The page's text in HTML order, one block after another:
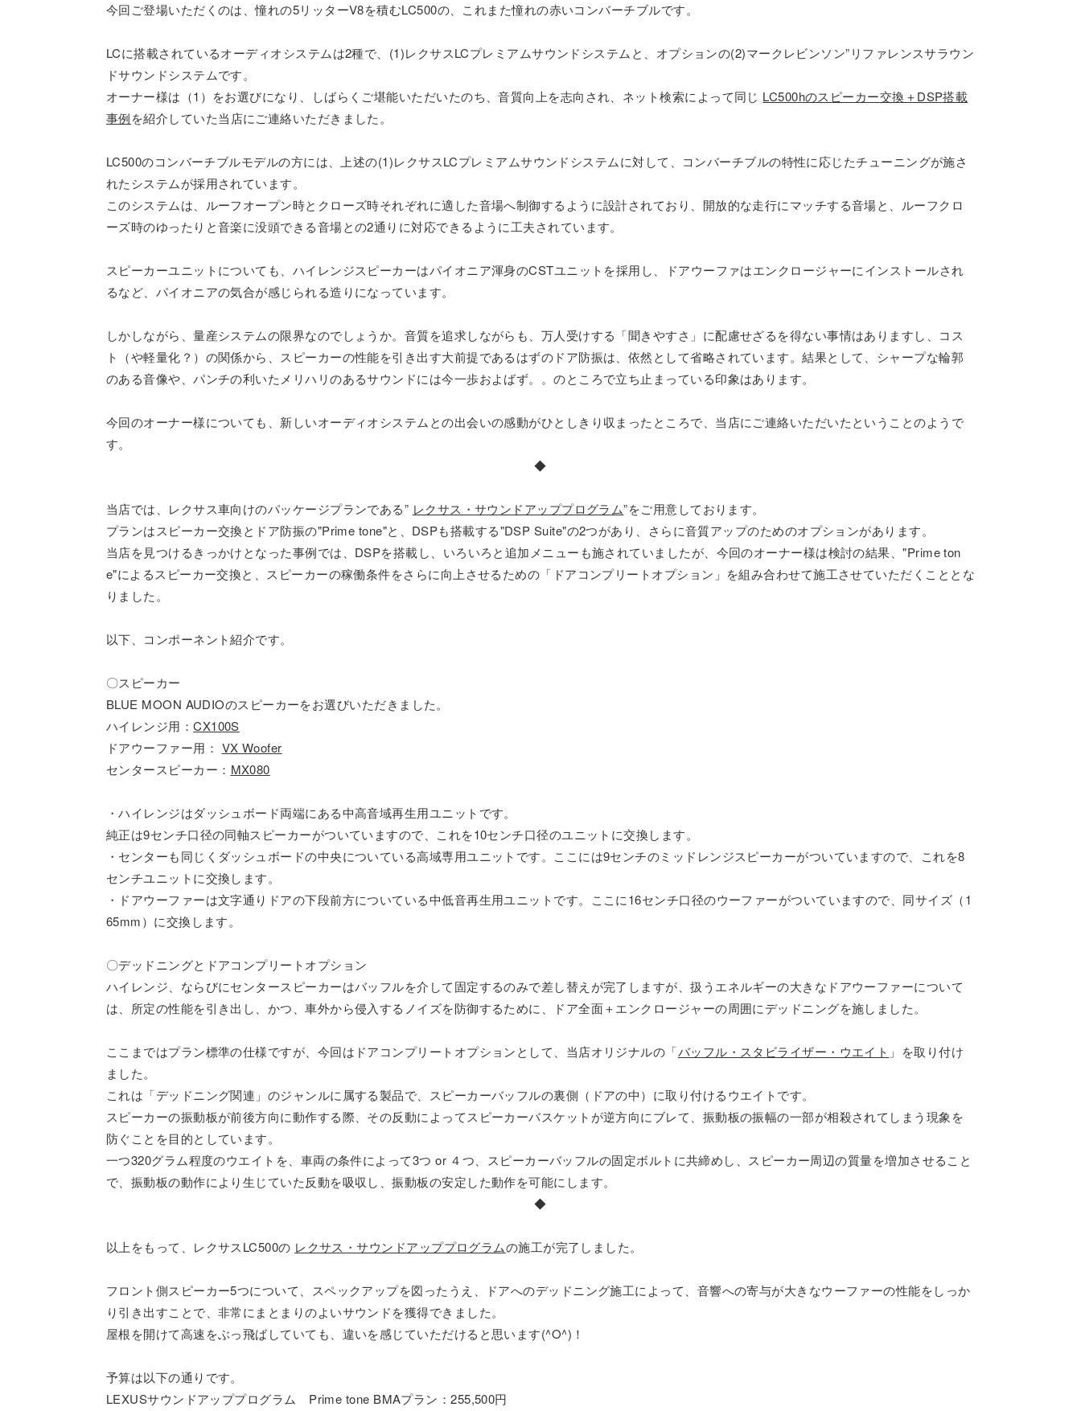
今回ご登場いただくのは、憧れの5リッターV8を積むLC500の、これまた憧れの赤いコンバーチブルです。
LCに搭載されているオーディオシステムは2種で、(1)レクサスLCプレミアムサウンドシステムと、オプションの(2)マークレビンソン”リファレンスサラウン
ドサウンドシステムです。
オーナー様は（1）をお選びになり、しばらくご堪能いただいたのち、音質向上を志向され、ネット検索によって同じ LC500hのスピーカー交換＋DSP搭載
事例を紹介していた当店にご連絡いただきました。
LC500のコンバーチブルモデルの方には、上述の(1)レクサスLCプレミアムサウンドシステムに対して、コンバーチブルの特性に応じたチューニングが施さ
れたシステムが採用されています。
このシステムは、ルーフオープン時とクローズ時それぞれに適した音場へ制御するように設計されており、開放的な走行にマッチする音場と、ルーフクロ
ーズ時のゆったりと音楽に没頭できる音場との2通りに対応できるように工夫されています。
スピーカーユニットについても、ハイレンジスピーカーはパイオニア渾身のCSTユニットを採用し、ドアウーファはエンクロージャーにインストールされ
るなど、パイオニアの気合が感じられる造りになっています。
しかしながら、量産システムの限界なのでしょうか。音質を追求しながらも、万人受けする「聞きやすさ」に配慮せざるを得ない事情はありますし、コス
ト（や軽量化？）の関係から、スピーカーの性能を引き出す大前提であるはずのドア防振は、依然として省略されています。結果として、シャープな輪郭
のある音像や、パンチの利いたメリハリのあるサウンドには今一歩およばず。。のところで立ち止まっている印象はあります。
今回のオーナー様についても、新しいオーディオシステムとの出会いの感動がひとしきり収まったところで、当店にご連絡いただいたということのようで
す。
◆
当店では、レクサス車向けのパッケージプランである” レクサス・サウンドアッププログラム”をご用意しております。
プランはスピーカー交換とドア防振の"Prime tone"と、DSPも搭載する"DSP Suite"の2つがあり、さらに音質アップのためのオプションがあります。
当店を見つけるきっかけとなった事例では、DSPを搭載し、いろいろと追加メニューも施されていましたが、今回のオーナー様は検討の結果、"Prime ton
e"によるスピーカー交換と、スピーカーの稼働条件をさらに向上させるための「ドアコンプリートオプション」を組み合わせて施工させていただくこととな
りました。
以下、コンポーネント紹介です。
〇スピーカー
BLUE MOON AUDIOのスピーカーをお選びいただきました。
ハイレンジ用：CX100S
ドアウーファー用： VX Woofer
センタースピーカー： MX080
・ハイレンジはダッシュボード両端にある中高音域再生用ユニットです。
純正は9センチ口径の同軸スピーカーがついていますので、これを10センチ口径のユニットに交換します。
・センターも同じくダッシュボードの中央についている高域専用ユニットです。ここには9センチのミッドレンジスピーカーがついていますので、これを8
センチユニットに交換します。
・ドアウーファーは文字通りドアの下段前方についている中低音再生用ユニットです。ここに16センチ口径のウーファーがついていますので、同サイズ（1
65mm）に交換します。
〇デッドニングとドアコンプリートオプション
ハイレンジ、ならびにセンタースピーカーはバッフルを介して固定するのみで差し替えが完了しますが、扱うエネルギーの大きなドアウーファーについて
は、所定の性能を引き出し、かつ、車外から侵入するノイズを防御するために、ドア全面＋エンクロージャーの周囲にデッドニングを施しました。
ここまではプラン標準の仕様ですが、今回はドアコンプリートオプションとして、当店オリジナルの「バッフル・スタビライザー・ウエイト 」を取り付け
ました。
これは「デッドニング関連」のジャンルに属する製品で、スピーカーバッフルの裏側（ドアの中）に取り付けるウエイトです。
スピーカーの振動板が前後方向に動作する際、その反動によってスピーカーバスケットが逆方向にブレて、振動板の振幅の一部が相殺されてしまう現象を
防ぐことを目的としています。
一つ320グラム程度のウエイトを、車両の条件によって3つ or ４つ、スピーカーバッフルの固定ボルトに共締めし、スピーカー周辺の質量を増加させること
で、振動板の動作により生じていた反動を吸収し、振動板の安定した動作を可能にします。
◆
以上をもって、レクサスLC500の レクサス・サウンドアッププログラムの施工が完了しました。
フロント側スピーカー5つについて、スペックアップを図ったうえ、ドアへのデッドニング施工によって、音響への寄与が大きなウーファーの性能をしっか
り引き出すことで、非常にまとまりのよいサウンドを獲得できました。
屋根を開けて高速をぶっ飛ばしていても、違いを感じていただけると思います(^O^)！
予算は以下の通りです。
LEXUSサウンドアッププログラム Prime tone BMAプラン：255,500円